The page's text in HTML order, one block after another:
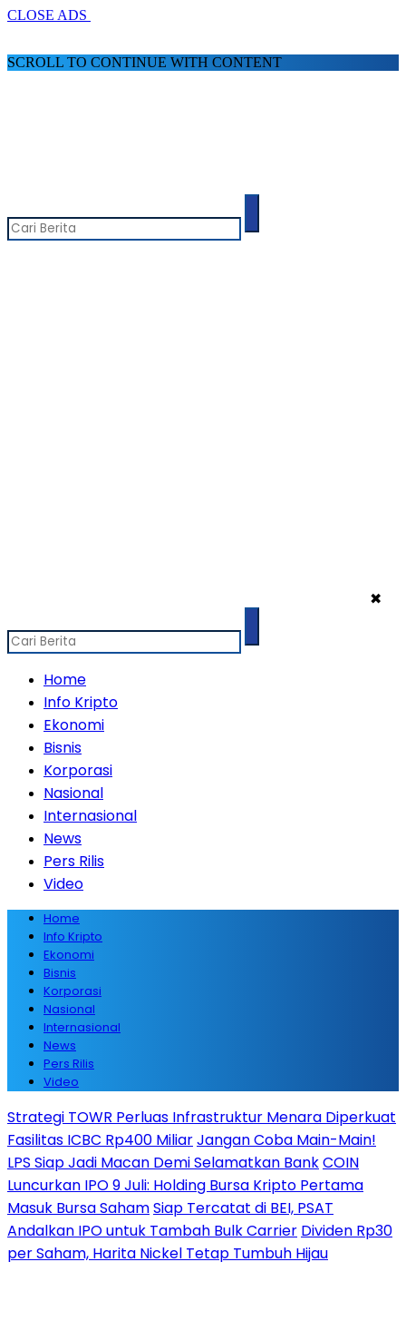
CLOSE ADS
SCROLL TO CONTINUE WITH CONTENT
✖
Home
Info Kripto
Ekonomi
Bisnis
Korporasi
Nasional
Internasional
News
Pers Rilis
Video
Home
Info Kripto
Ekonomi
Bisnis
Korporasi
Nasional
Internasional
News
Pers Rilis
Video
Strategi TOWR Perluas Infrastruktur Menara Diperkuat
Fasilitas ICBC Rp400 MiliarJangan Coba Main-Main!
LPS Siap Jadi Macan Demi Selamatkan BankCOIN
Luncurkan IPO 9 Juli: Holding Bursa Kripto Pertama
Masuk Bursa SahamSiap Tercatat di BEI, PSAT
Andalkan IPO untuk Tambah Bulk Carrier Dividen Rp30
per Saham, Harita Nickel Tetap Tumbuh Hijau